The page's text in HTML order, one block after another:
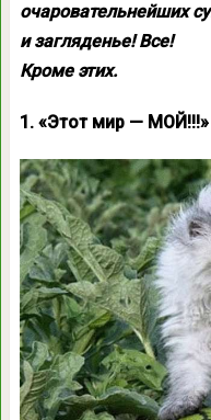
очаровательнейших
и загляденье! Все!
Кроме этих.
1. «Этот мир — МОЙ!!!»